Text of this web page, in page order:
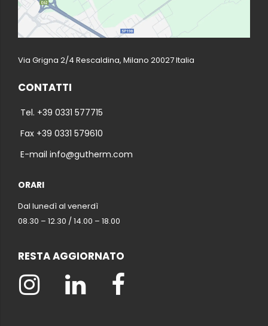
Via Grigna 2/4 Rescaldina, Milano 20027 Italia
CONTATTI
Tel. +39 0331 577715
Fax +39 0331 579610
E-mail info@gutherm.com
ORARI
Dal lunedì al venerdì
08.30 – 12.30 / 14.00 – 18.00
RESTA AGGIORNATO